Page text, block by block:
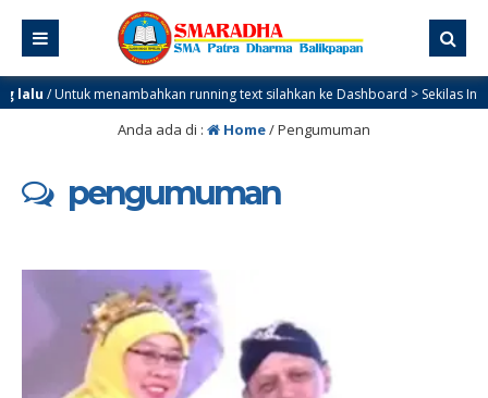
/ Untuk menambahkan running text silahkan ke Dashboard > Sekilas Info
Anda ada di : Home/Pengumuman
pengumuman